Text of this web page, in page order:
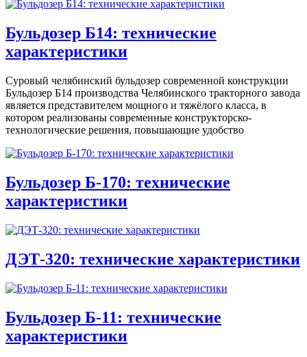
Бульдозер Б14: технические
характеристики
Суровый челябинский бульдозер современной конструкции
Бульдозер Б14 производства Челябинского тракторного завода
является представителем мощного и тяжёлого класса, в
котором реализованы современные конструкторско-
технологические решения, повышающие удобство
Бульдозер Б-170: технические
характеристики
ДЭТ-320: технические характеристики
Бульдозер Б-11: технические
характеристики